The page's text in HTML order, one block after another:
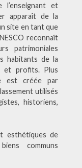
et
apparaît de la
site en tant que
reconnaît
patrimoniales
habitants de la
et profits. Plus
est créée par
utilisés
historiens,
esthétiques de
communs